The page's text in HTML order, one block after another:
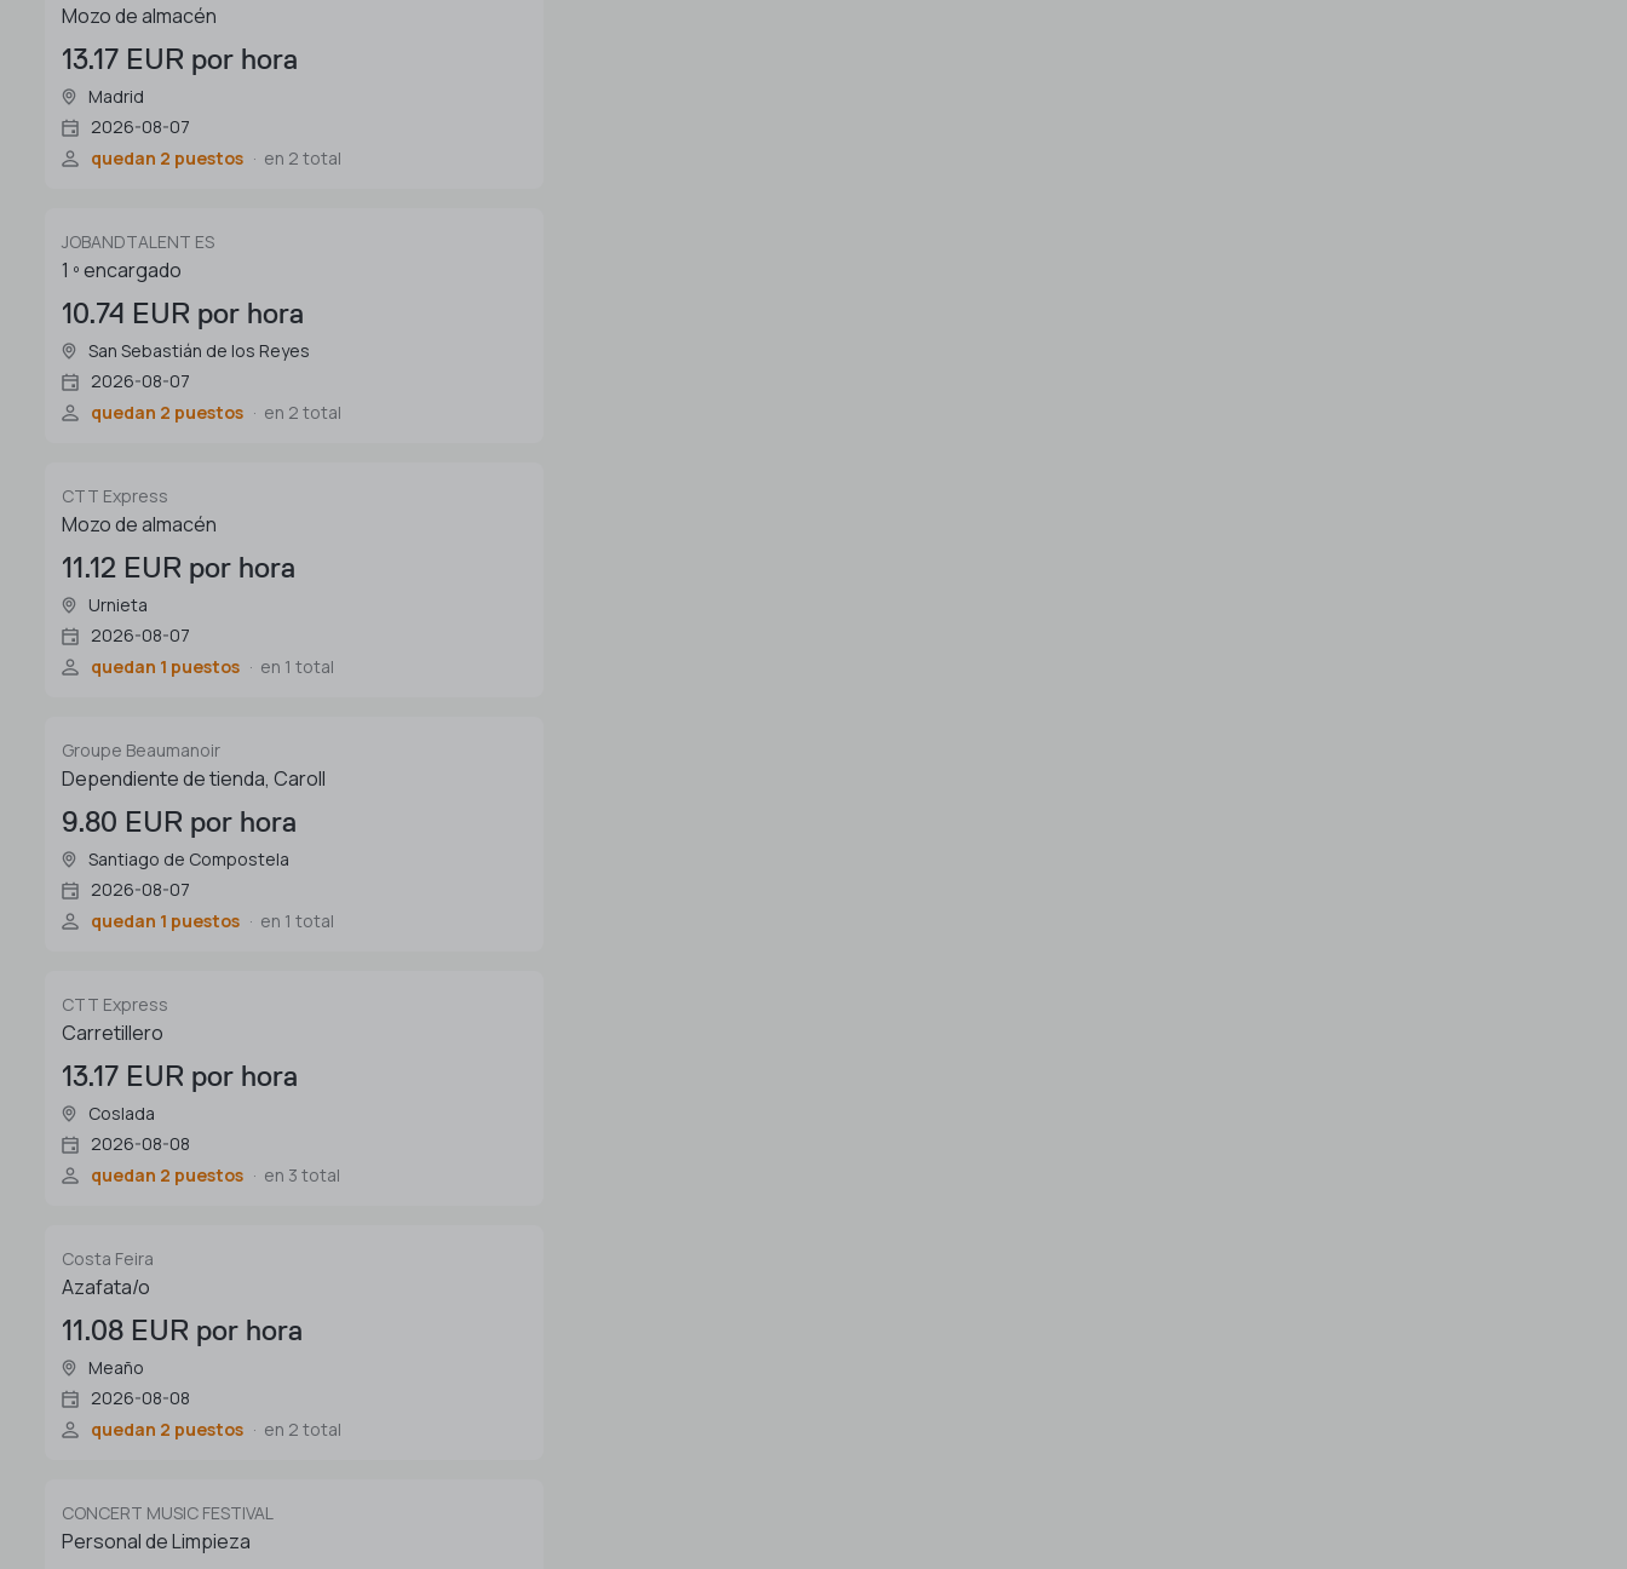
Mozo de almacén
13.17 EUR por hora
Madrid
2026-08-07
quedan 2 puestos
en 2 total
JOBANDTALENT ES
1 º encargado
10.74 EUR por hora
San Sebastián de los Reyes
2026-08-07
quedan 2 puestos
en 2 total
CTT Express
Mozo de almacén
11.12 EUR por hora
Urnieta
2026-08-07
quedan 1 puestos
en 1 total
Groupe Beaumanoir
Dependiente de tienda, Caroll
9.80 EUR por hora
Santiago de Compostela
2026-08-07
quedan 1 puestos
en 1 total
CTT Express
Carretillero
13.17 EUR por hora
Coslada
2026-08-08
quedan 2 puestos
en 3 total
Costa Feira
Azafata/o
11.08 EUR por hora
Meaño
2026-08-08
quedan 2 puestos
en 2 total
CONCERT MUSIC FESTIVAL
Personal de Limpieza